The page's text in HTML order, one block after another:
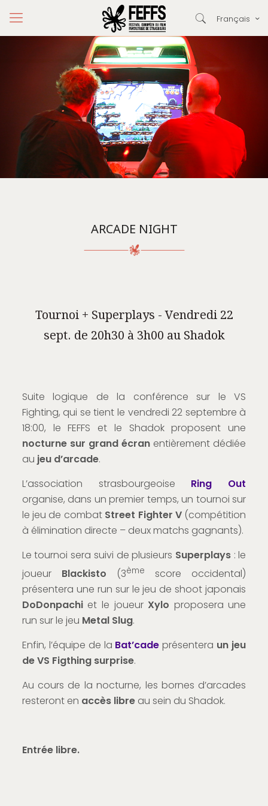
Français
ARCADE NIGHT
Tournoi + Superplays - Vendredi 22
sept. de 20h30 à 3h00 au Shadok
Suite logique de la conférence sur le VS
Fighting, qui se tient le vendredi 22 septembre à
18:00, le FEFFS et le Shadok proposent une
nocturne sur grand écran entièrement dédiée
au jeu d’arcade.
L’association strasbourgeoise Ring Out
organise, dans un premier temps, un tournoi sur
le jeu de combat Street Fighter V(compétition
à élimination directe – deux matchs gagnants).
Le tournoi sera suivi de plusieurs Superplays: le
joueur Blackisto (3ème
score occidental)
présentera une run sur le jeu de shoot japonais
DoDonpachiet le joueur Xylo proposera une
run sur le jeu Metal Slug.
Enfin, l’équipe de la Bat’cade présentera un jeu
de VS Figthing surprise.
Au cours de la nocturne, les bornes d’arcades
resteront en accès libreau sein du Shadok.
Entrée libre.